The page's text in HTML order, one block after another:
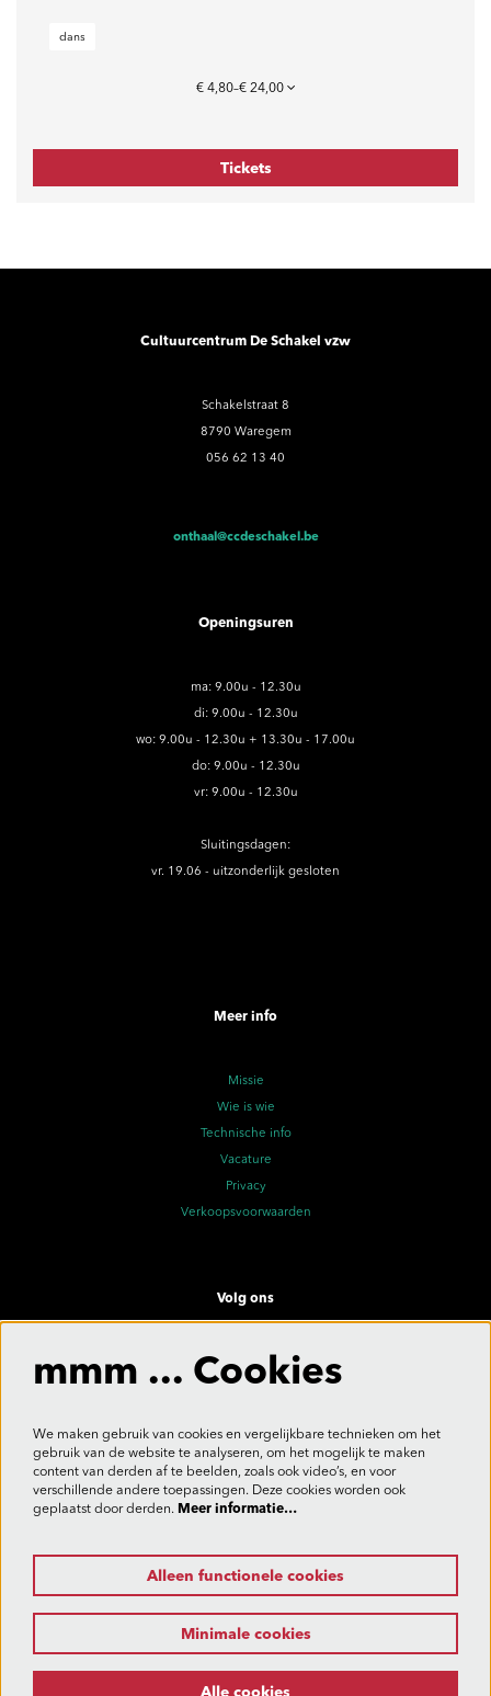
dans
€ 4,80–€ 24,00
Tickets
Cultuurcentrum De Schakel vzw
Schakelstraat 8
8790 Waregem
056 62 13 40
onthaal@ccdeschakel.be
Openingsuren
ma: 9.00u - 12.30u
di: 9.00u - 12.30u
wo: 9.00u - 12.30u + 13.30u - 17.00u
do: 9.00u - 12.30u
vr: 9.00u - 12.30u
Sluitingsdagen:
vr. 19.06 - uitzonderlijk gesloten
Meer info
Missie
Wie is wie
Technische info
Vacature
Privacy
Verkoopsvoorwaarden
Volg ons
Aanmelden
Deze site wordt beschermd door reCAPTCHA, dataverwerking gebeurt in overeenstemming met de
mmm ... Cookies
We maken gebruik van cookies en vergelijkbare technieken om het
gebruik van de website te analyseren, om het mogelijk te maken
content van derden af te beelden, zoals ook video’s, en voor
verschillende andere toepassingen. Deze cookies worden ook
geplaatst door derden. Meer informatie…
Alleen functionele cookies
Minimale cookies
Alle cookies